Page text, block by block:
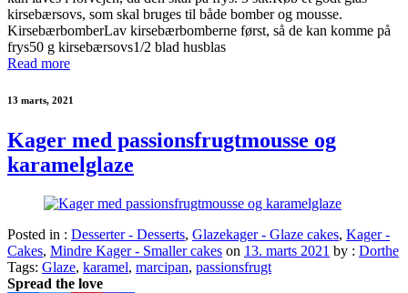
kirsebærsovs, som skal bruges til både bomber og mousse.
KirsebærbomberLav kirsebærbomberne først, så de kan komme på
frys50 g kirsebærsovs1/2 blad husblas
Read more
13 marts, 2021
Kager med passionsfrugtmousse og
karamelglaze
Posted in : Desserter - Desserts, Glazekager - Glaze cakes, Kager -
Cakes, Mindre Kager - Smaller cakes on 13. marts 2021 by : Dorthe
Tags: Glaze, karamel, marcipan, passionsfrugt
Spread the love